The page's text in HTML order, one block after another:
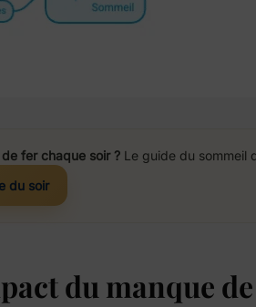
fer chaque soir ? Le guide du sommeil
du soir
du manque